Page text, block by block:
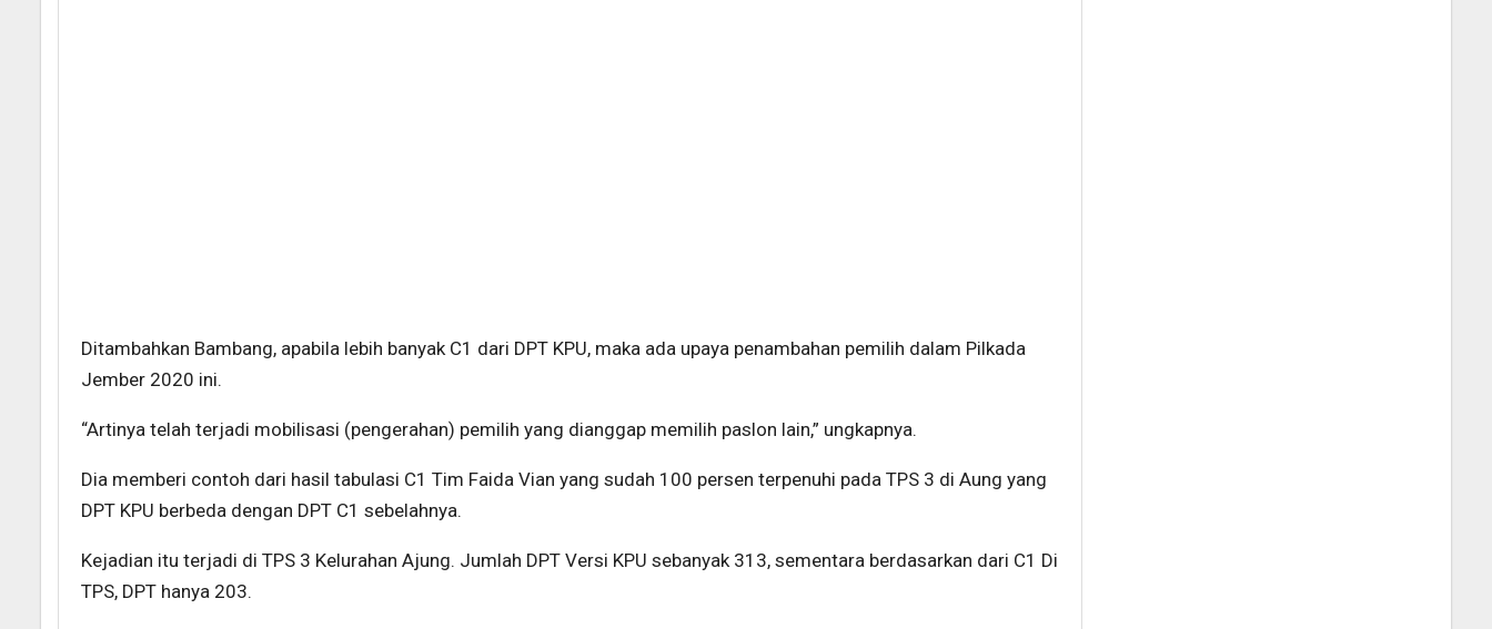
Ditambahkan Bambang, apabila lebih banyak C1 dari DPT KPU, maka ada upaya penambahan pemilih dalam Pilkada
Jember 2020 ini.
“Artinya telah terjadi mobilisasi (pengerahan) pemilih yang dianggap memilih paslon lain,” ungkapnya.
Dia memberi contoh dari hasil tabulasi C1 Tim Faida Vian yang sudah 100 persen terpenuhi pada TPS 3 di Aung yang
DPT KPU berbeda dengan DPT C1 sebelahnya.
Kejadian itu terjadi di TPS 3 Kelurahan Ajung. Jumlah DPT Versi KPU sebanyak 313, sementara berdasarkan dari C1 Di
TPS, DPT hanya 203.